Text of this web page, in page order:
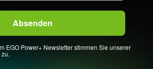
EGO Power+ Newsletter stimmen Sie unserer
zu.